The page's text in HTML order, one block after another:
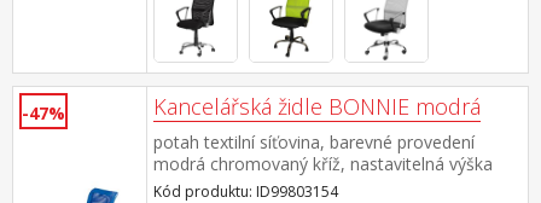
-47% Kancelářská židle BONNIE modrá
potah textilní síťovina, barevné provedení
modrá chromovaný kříž, nastavitelná výška
89-99 cm
Kód produktu: ID99803154